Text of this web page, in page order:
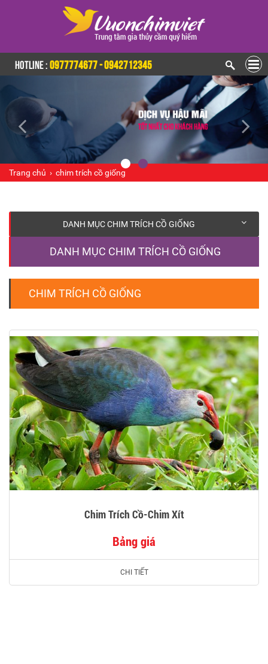
HOTLINE :0977774677 - 0942712345
Trang chủ › chim trích cồ giống
DANH MỤC CHIM TRÍCH CỒ GIỐNG
DANH MỤC CHIM TRÍCH CỒ GIỐNG
CHIM TRÍCH CỒ GIỐNG
Chim Trích Cồ-Chim Xít
Bảng giá
CHI TIẾT